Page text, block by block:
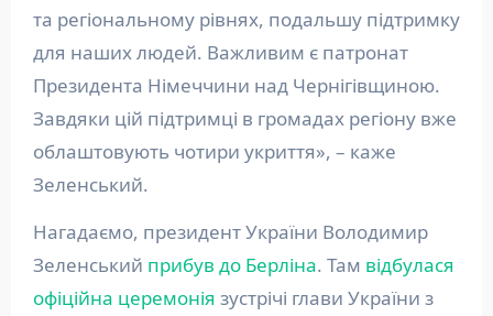
та регіональному рівнях, подальшу підтримку
для наших людей. Важливим є патронат
Президента Німеччини над Чернігівщиною.
Завдяки цій підтримці в громадах регіону вже
облаштовують чотири укриття», – каже
Зеленський.
Нагадаємо, президент України Володимир
Зеленський прибув до Берліна. Там відбулася
офіційна церемонія зустрічі глави України з